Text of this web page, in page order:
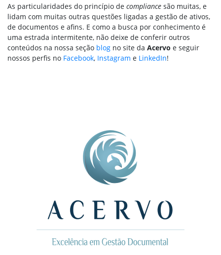
As particularidades do princípio de compliance são muitas, e
lidam com muitas outras questões ligadas a gestão de ativos,
de documentos e afins. E como a busca por conhecimento é
uma estrada intermitente, não deixe de conferir outros
conteúdos na nossa seção blog no site da Acervo e seguir
nossos perfis no Facebook, Instagram e LinkedIn!